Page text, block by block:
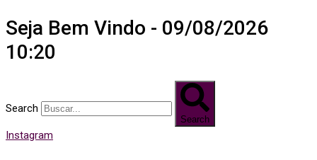
Seja Bem Vindo - 09/08/2026
10:20
Search
Search
Instagram